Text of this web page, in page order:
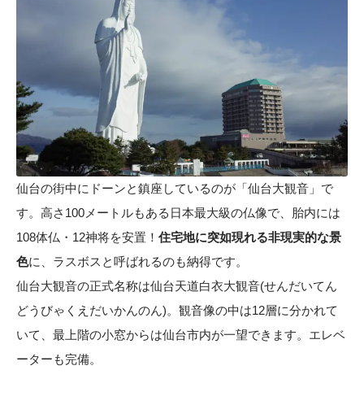
仙台の街中にドーンと鎮座しているのが「仙台大観音」で
す。高さ100メートルもある日本最大級の仏像で、胎内には
108体仏・12神将を安置！ 住宅地に突如現れる非現実的な景
色に、ラスボスと呼ばれるのも納得です。
仙台大観音の正式名称は仙台天道白衣大観音(せんだいてん
どうびゃくえだいかんのん)。観音像の中は12層に分かれて
いて、最上階の小窓からは仙台市内が一望できます。エレベ
ーターも完備。